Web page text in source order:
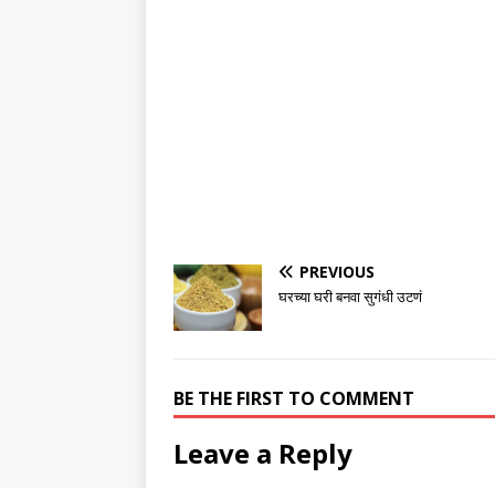
PREVIOUS
घरच्या घरी बनवा सुगंधी उटणं
BE THE FIRST TO COMMENT
Leave a Reply